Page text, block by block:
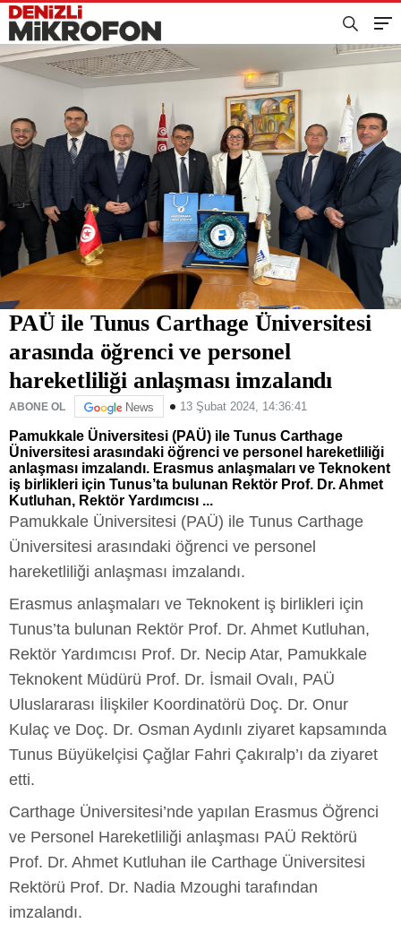
PAÜ ile Tunus Carthage Üniversitesi
arasında öğrenci ve personel
hareketliliği anlaşması imzalandı
ABONE OL News 13 Şubat 2024, 14:36:41
Pamukkale Üniversitesi (PAÜ) ile Tunus Carthage
Üniversitesi arasındaki öğrenci ve personel hareketliliği
anlaşması imzalandı. Erasmus anlaşmaları ve Teknokent
iş birlikleri için Tunus’ta bulunan Rektör Prof. Dr. Ahmet
Kutluhan, Rektör Yardımcısı ...
Pamukkale Üniversitesi (PAÜ) ile Tunus Carthage
Üniversitesi arasındaki öğrenci ve personel
hareketliliği anlaşması imzalandı.
Erasmus anlaşmaları ve Teknokent iş birlikleri için
Tunus’ta bulunan Rektör Prof. Dr. Ahmet Kutluhan,
Rektör Yardımcısı Prof. Dr. Necip Atar, Pamukkale
Teknokent Müdürü Prof. Dr. İsmail Ovalı, PAÜ
Uluslararası İlişkiler Koordinatörü Doç. Dr. Onur
Kulaç ve Doç. Dr. Osman Aydınlı ziyaret kapsamında
Tunus Büyükelçisi Çağlar Fahri Çakıralp’ı da ziyaret
etti.
Carthage Üniversitesi’nde yapılan Erasmus Öğrenci
ve Personel Hareketliliği anlaşması PAÜ Rektörü
Prof. Dr. Ahmet Kutluhan ile Carthage Üniversitesi
Rektörü Prof. Dr. Nadia Mzoughi tarafından
imzalandı.